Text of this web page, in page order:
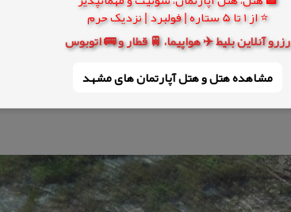
⭐ از 1 تا 5 ستاره | فولبرد | نزدیک حرم
رزرو آنلاین بلیط ✈️ هواپیما، 🚆 قطار و 🚌 اتوبوس
مشاهده هتل و هتل‌ آپارتمان های مشهد